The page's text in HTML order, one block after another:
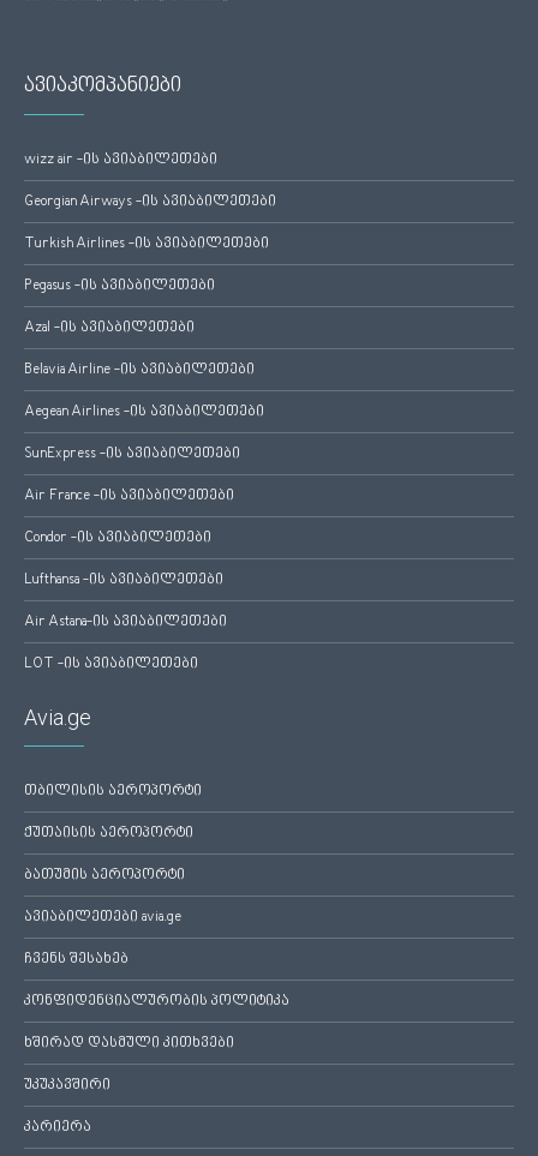
ავიაკომპანიები
wizz air -ის ავიაბილეთები
Georgian Airways -ის ავიაბილეთები
Turkish Airlines -ის ავიაბილეთები
Pegasus -ის ავიაბილეთები
Azal -ის ავიაბილეთები
Belavia Airline -ის ავიაბილეთები
Aegean Airlines -ის ავიაბილეთები
SunExpress -ის ავიაბილეთები
Air France -ის ავიაბილეთები
Condor -ის ავიაბილეთები
Lufthansa -ის ავიაბილეთები
Air Astana-ის ავიაბილეთები
LOT -ის ავიაბილეთები
Avia.ge
თბილისის აეროპორტი
ქუთაისის აეროპორტი
ბათუმის აეროპორტი
ავიაბილეთები avia.ge
ჩვენს შესახებ
კონფიდენციალურობის პოლიტიკა
ხშირად დასმული კითხვები
უკუკავშირი
კარიერა